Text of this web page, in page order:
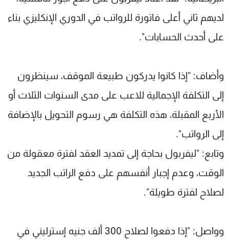
لديهم ثاني أعلى فاتورة للرواتب في الدوري الإنكليزي بناء
على أحدث الحسابات".
وأضاف: "إذا كانوا يدركون طبيعة الموقف، سينظرون
إلى التكلفة الإجمالية للاعب على مدى السنوات الثلاث أو
الأربع المقبلة، هذه التكلفة هي رسوم التحويل بالإضافة
إلى الرواتب".
وتابع: "ليفربول بحاجة إلى تمديد العقد لفترة معقولة من
الوقت، وعدم إجبار أنفسهم على دفع الراتب الجديد
لصلاح لفترة طويلة".
وواصل: "إذا دفعوا لصلاح 300 ألف جنيه إسترليني في